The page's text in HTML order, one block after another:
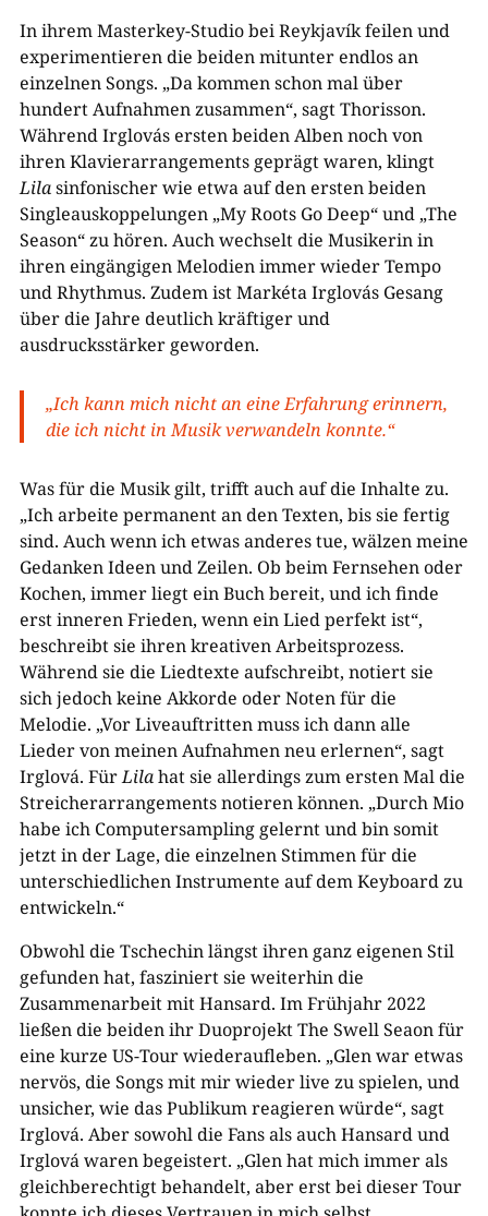
In ihrem Masterkey-Studio bei Reykjavík feilen und
experimentieren die beiden mitunter endlos an
einzelnen Songs. „Da kommen schon mal über
hundert Aufnahmen zusammen“, sagt Thorisson.
Während Irglovás ersten beiden Alben noch von
ihren Klavierarrangements geprägt waren, klingt
Lilasinfonischer wie etwa auf den ersten beiden
Singleauskoppelungen „My Roots Go Deep“ und „The
Season“ zu hören. Auch wechselt die Musikerin in
ihren eingängigen Melodien immer wieder Tempo
und Rhythmus. Zudem ist Markéta Irglovás Gesang
über die Jahre deutlich kräftiger und
ausdrucksstärker geworden.
„Ich kann mich nicht an eine Erfahrung erinnern,
die ich nicht in Musik verwandeln konnte.“
Was für die Musik gilt, trifft auch auf die Inhalte zu.
„Ich arbeite permanent an den Texten, bis sie fertig
sind. Auch wenn ich etwas anderes tue, wälzen meine
Gedanken Ideen und Zeilen. Ob beim Fernsehen oder
Kochen, immer liegt ein Buch bereit, und ich finde
erst inneren Frieden, wenn ein Lied perfekt ist“,
beschreibt sie ihren kreativen Arbeitsprozess.
Während sie die Liedtexte aufschreibt, notiert sie
sich jedoch keine Akkorde oder Noten für die
Melodie. „Vor Liveauftritten muss ich dann alle
Lieder von meinen Aufnahmen neu erlernen“, sagt
Irglová. FürLilahat sie allerdings zum ersten Mal die
Streicherarrangements notieren können. „Durch Mio
habe ich Computersampling gelernt und bin somit
jetzt in der Lage, die einzelnen Stimmen für die
unterschiedlichen Instrumente auf dem Keyboard zu
entwickeln.“
Obwohl die Tschechin längst ihren ganz eigenen Stil
gefunden hat, fasziniert sie weiterhin die
Zusammenarbeit mit Hansard. Im Frühjahr 2022
ließen die beiden ihr Duoprojekt The Swell Seaon für
eine kurze US-Tour wiederaufleben. „Glen war etwas
nervös, die Songs mit mir wieder live zu spielen, und
unsicher, wie das Publikum reagieren würde“, sagt
Irglová. Aber sowohl die Fans als auch Hansard und
Irglová waren begeistert. „Glen hat mich immer als
gleichberechtigt behandelt, aber erst bei dieser Tour